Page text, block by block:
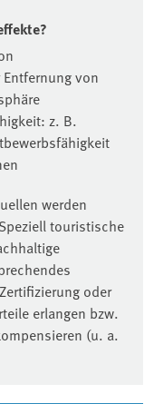
von
z. B.
werden
touristische
oder
erlangen bzw.
(u. a.